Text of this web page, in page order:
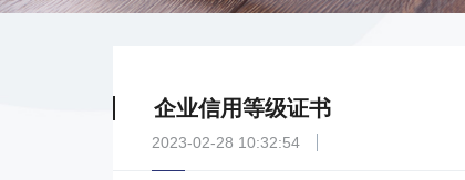
企业信用等级证书
2023-02-28 10:32:54